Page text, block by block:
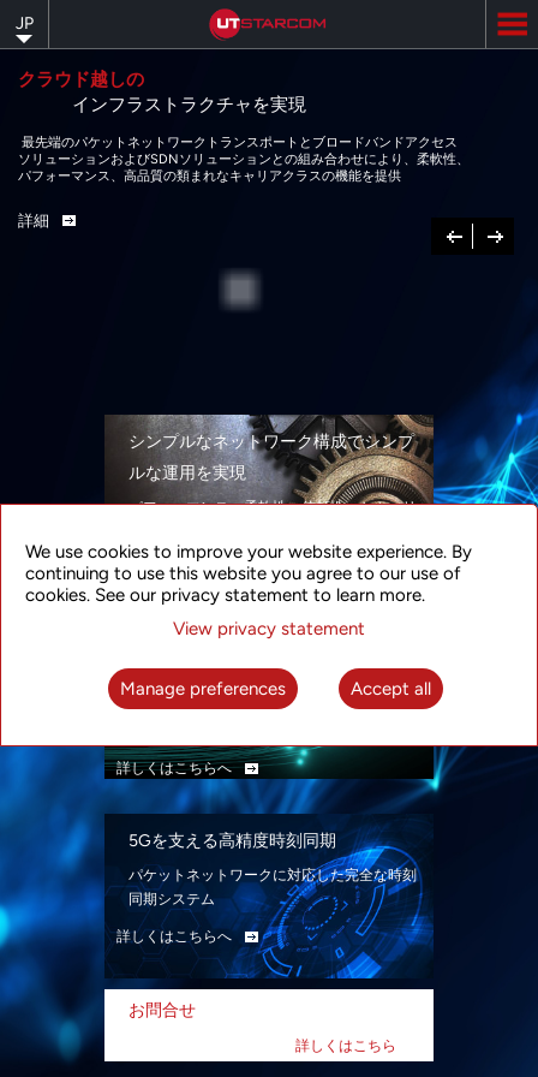
to
main
content
JP
クラウド越しの
インフラストラクチャを実現
最先端のパケットネットワークトランスポートとブロードバンドアクセス
ソリューションおよびSDNソリューションとの組み合わせにより、柔軟性、
パフォーマンス、高品質の類まれなキャリアクラスの機能を提供
詳細
Previous
次
へ
シンプルなネットワーク構成でシンプ
ルな運用を実現
パフォーマンス、柔軟性、信頼性、セキュリ
ン。
詳しくはこちらへ
インテリジェント・パケット光ネット
ワーク
先進なSDN対応パケット光ネットワークで、
詳しくはこちらへ
5Gを支える高精度時刻同期
パケットネットワークに対応した完全な時刻
同期システム
詳しくはこちらへ
お問合せ
詳しくはこちら
We use cookies to improve your website experience. By
continuing to use this website you agree to our use of
cookies. See our privacy statement to learn more.
View privacy statement
Manage preferences Accept all